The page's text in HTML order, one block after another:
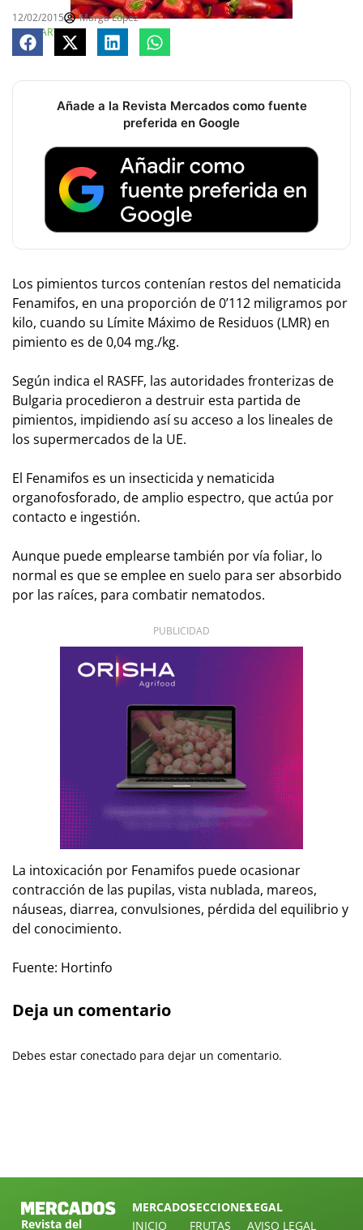
12/02/2015
Marga López
COMPARTE
Añade a la Revista Mercados como fuente
preferida en Google
Los pimientos turcos contenían restos del nematicida
Fenamifos, en una proporción de 0’112 miligramos por
kilo, cuando su Límite Máximo de Residuos (LMR) en
pimiento es de 0,04 mg./kg.
Según indica el RASFF, las autoridades fronterizas de
Bulgaria procedieron a destruir esta partida de
pimientos, impidiendo así su acceso a los lineales de
los supermercados de la UE.
El Fenamifos es un insecticida y nematicida
organofosforado, de amplio espectro, que actúa por
contacto e ingestión.
Aunque puede emplearse también por vía foliar, lo
normal es que se emplee en suelo para ser absorbido
por las raíces, para combatir nematodos.
PUBLICIDAD
La intoxicación por Fenamifos puede ocasionar
contracción de las pupilas, vista nublada, mareos,
náuseas, diarrea, convulsiones, pérdida del equilibrio y
del conocimiento.
Fuente: Hortinfo
Deja un comentario
Debes estar conectado para dejar un comentario.
Revista del
MERCADOS
INICIO
SECCIONES
FRUTAS
LEGAL
AVISO LEGAL